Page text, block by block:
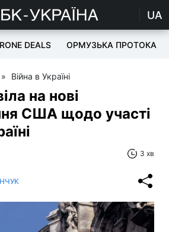
UA
DEALS ОРМУЗЬКА ПРОТОКА
» Війна в Україні
на нові
США щодо участі
3 хв